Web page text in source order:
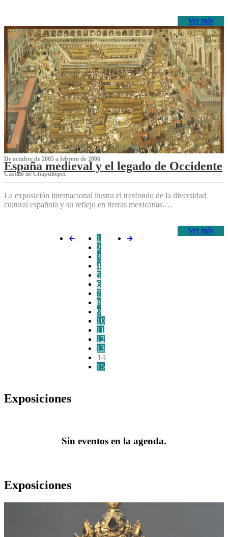
Ver más
De octubre de 2005 a febrero de 2006
España medieval y el legado de Occidente
Castillo de Chapultepec
La exposición internacional ilustra el trasfondo de la diversidad
cultural española y su reflejo en tierras mexicanas.…
Ver más
1
2
3
4
5
6
7
8
9
10
11
12
13
14
15
Exposiciones
Sin eventos en la agenda.
Exposiciones